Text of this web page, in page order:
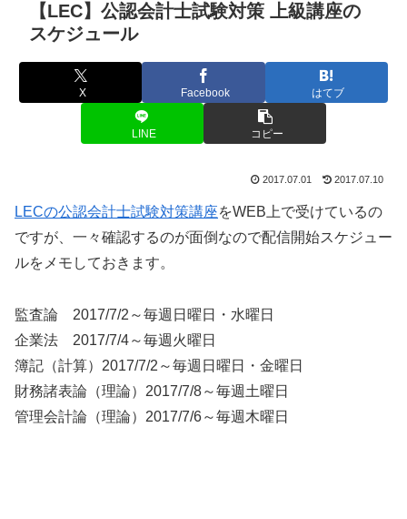
【LEC】公認会計士試験対策 上級講座の
スケジュール
X Facebook はてブ
LINE コピー
2017.07.01 2017.07.10
LECの公認会計士試験対策講座をWEB上で受けているの
ですが、一々確認するのが面倒なので配信開始スケジュー
ルをメモしておきます。
監査論 2017/7/2～毎週日曜日・水曜日
企業法 2017/7/4～毎週火曜日
簿記（計算）2017/7/2～毎週日曜日・金曜日
財務諸表論（理論）2017/7/8～毎週土曜日
管理会計論（理論）2017/7/6～毎週木曜日